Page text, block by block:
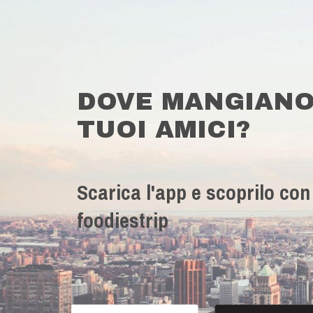
DOVE
TUOI AMICI?
Scarica l'app e scoprilo con
foodiestrip